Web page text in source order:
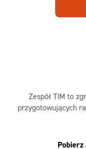
Zespół TIM to
przygotowujących